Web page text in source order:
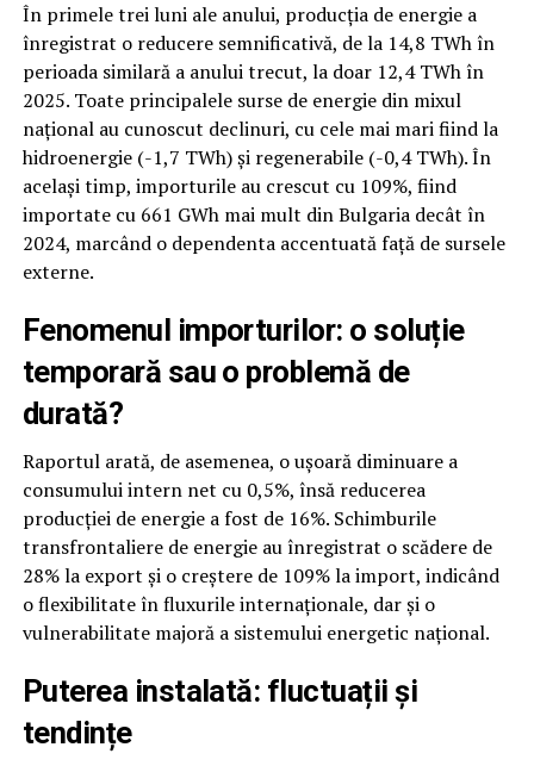
În primele trei luni ale anului, producția de energie a
înregistrat o reducere semnificativă, de la 14,8 TWh în
perioada similară a anului trecut, la doar 12,4 TWh în
2025. Toate principalele surse de energie din mixul
național au cunoscut declinuri, cu cele mai mari fiind la
hidroenergie (-1,7 TWh) și regenerabile (-0,4 TWh). În
același timp, importurile au crescut cu 109%, fiind
importate cu 661 GWh mai mult din Bulgaria decât în
2024, marcând o dependenta accentuată față de sursele
externe.
Fenomenul importurilor: o soluție
temporară sau o problemă de
durată?
Raportul arată, de asemenea, o ușoară diminuare a
consumului intern net cu 0,5%, însă reducerea
producției de energie a fost de 16%. Schimburile
transfrontaliere de energie au înregistrat o scădere de
28% la export și o creștere de 109% la import, indicând
o flexibilitate în fluxurile internaționale, dar și o
vulnerabilitate majoră a sistemului energetic național.
Puterea instalată: fluctuații și
tendințe